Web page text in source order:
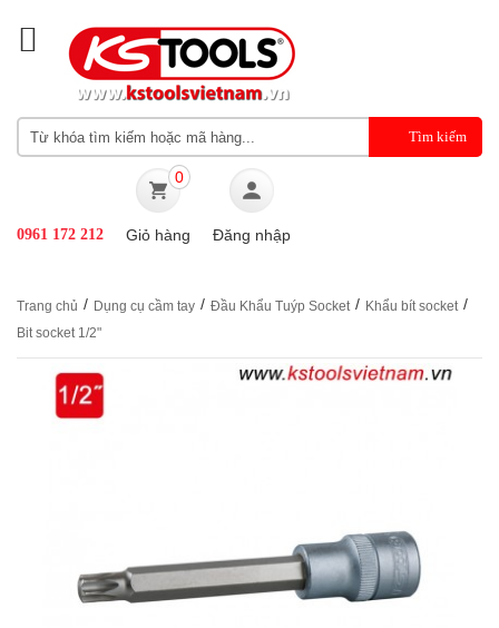
0961 172 212
0
Giỏ hàng Đăng nhập
Trang chủ / Dụng cụ cầm tay / Đầu Khẩu Tuýp Socket / Khẩu bít socket /
Bit socket 1/2"